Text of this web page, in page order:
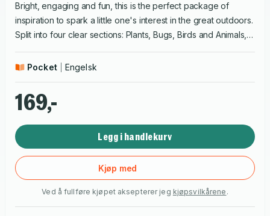
Bright, engaging and fun, this is the perfect package of
inspiration to spark a little one's interest in the great outdoors.
Split into four clear sections: Plants, Bugs, Birds and Animals,
some bugs are stripy, how penguins live, why chameleons
illustrations are accompanied by carefully written text for
young readers by children's natural history author Camilla de
added element of fun.
Pocket Engelsk
169,-
Legg i handlekurv
Kjøp med
Ved å fullføre kjøpet aksepterer jeg kjøpsvilkårene .